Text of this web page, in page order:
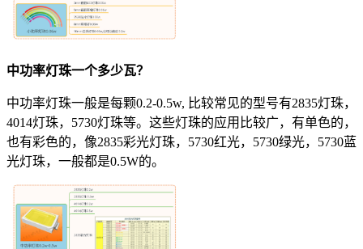
中功率灯珠一个多少瓦？
中功率灯珠一般是每颗0.2-0.5w, 比较常见的型号有2835灯珠，
4014灯珠，5730灯珠等。这些灯珠的应用比较广，有单色的，
也有彩色的，像2835彩光灯珠，5730红光，5730绿光，5730蓝
光灯珠，一般都是0.5W的。